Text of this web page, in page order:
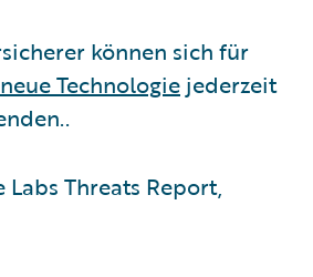
können sich für
Technologie jederzeit
Labs Threats Report,